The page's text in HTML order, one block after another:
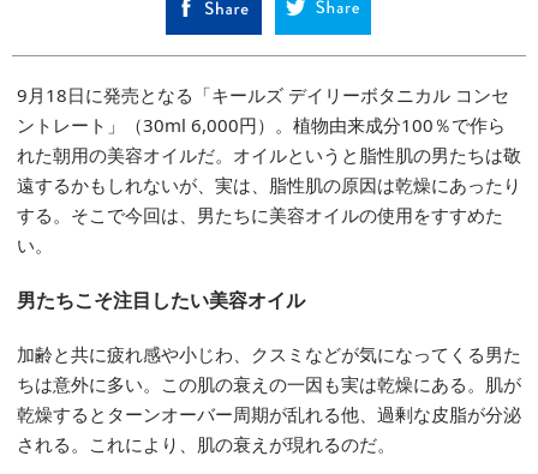
9月18日に発売となる「キールズ デイリーボタニカル コンセ
ントレート」（30ml 6,000円）。植物由来成分100％で作ら
れた朝用の美容オイルだ。オイルというと脂性肌の男たちは敬
遠するかもしれないが、実は、脂性肌の原因は乾燥にあったり
する。そこで今回は、男たちに美容オイルの使用をすすめた
い。
男たちこそ注目したい美容オイル
加齢と共に疲れ感や小じわ、クスミなどが気になってくる男た
ちは意外に多い。この肌の衰えの一因も実は乾燥にある。肌が
乾燥するとターンオーバー周期が乱れる他、過剰な皮脂が分泌
される。これにより、肌の衰えが現れるのだ。